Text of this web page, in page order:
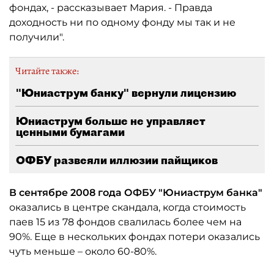
фондах, - рассказывает Мария. - Правда
доходность ни по одному фонду мы так и не
получили".
Читайте также:
"Юниаструм банку" вернули лицензию
Юниаструм больше не управляет
ценными бумагами
ОФБУ развеяли иллюзии пайщиков
В сентябре 2008 года ОФБУ "Юниаструм банка"
оказались в центре скандала, когда стоимость
паев 15 из 78 фондов свалилась более чем на
90%. Еще в нескольких фондах потери оказались
чуть меньше – около 60-80%.